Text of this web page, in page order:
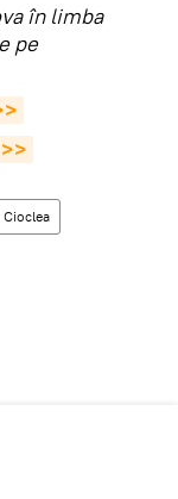
în limba
pe